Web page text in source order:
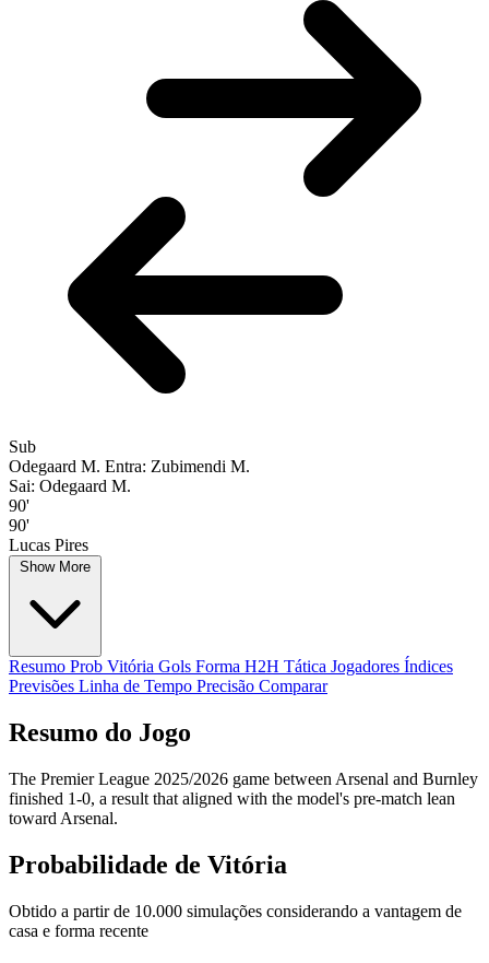
Sub
Odegaard M. Entra: Zubimendi M.
Sai: Odegaard M.
90'
90'
Lucas Pires
Show More
Resumo Prob Vitória Gols Forma H2H Tática Jogadores Índices
Previsões Linha de Tempo Precisão Comparar
Resumo do Jogo
The Premier League 2025/2026 game between Arsenal and Burnley
finished 1-0, a result that aligned with the model's pre-match lean
toward Arsenal.
Probabilidade de Vitória
Obtido a partir de 10.000 simulações considerando a vantagem de
casa e forma recente